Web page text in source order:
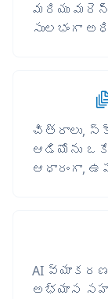
మరియు
సులభంగా
చిత్రాలు,
ఆడియోను ఒకే
ఆధారంగా,
AI వ్యాకరణ
అభ్యాస